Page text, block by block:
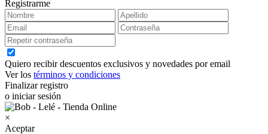
Registrarme
Quiero recibir descuentos exclusivos y novedades por email
Ver los términos y condiciones
Finalizar registro
o iniciar sesión
×
Aceptar